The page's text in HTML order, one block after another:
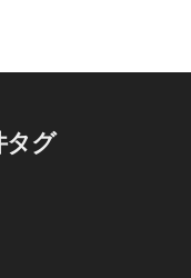
は第三者に提供しません
用の停止または消去、
除く)
タグ